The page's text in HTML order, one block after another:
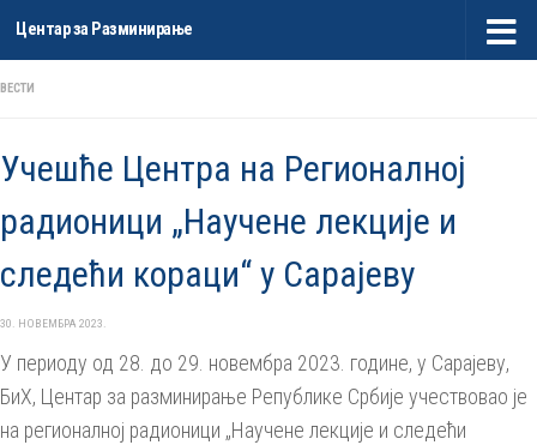
Skip to content
Центар за Разминирање
ВЕСТИ
Учешће Центра на Регионалној
радионици „Научене лекције и
следећи кораци“ у Сарајеву
30. НОВЕМБРА 2023.
У периоду од 28. до 29. новембра 2023. године, у Сарајеву,
БиХ, Центар за разминирање Републике Србије учествовао је
на регионалној радионици „Научене лекције и следећи